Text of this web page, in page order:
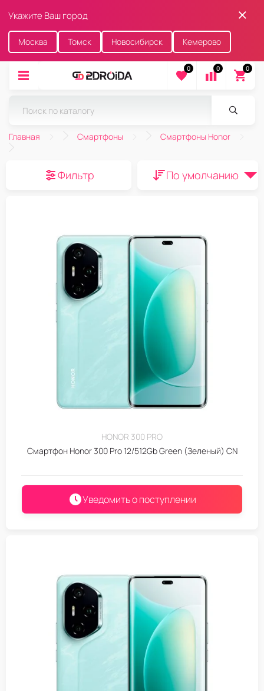
Укажите Ваш город
Москва Томск Новосибирск Кемерово
0 0 0
Главная Смартфоны Смартфоны Honor
Фильтр По умолчанию
HONOR 300 PRO
Смартфон Honor 300 Pro 12/512Gb Green (Зеленый) CN
Уведомить о поступлении